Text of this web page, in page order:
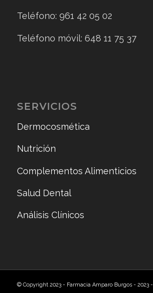
Teléfono: 961 42 05 02
Teléfono móvil: 648 11 75 37
SERVICIOS
Dermocosmética
Nutrición
Complementos Alimenticios
Salud Dental
Análisis Clínicos
© Copyright 2023 - Farmacia Amparo Burgos - 2023 -